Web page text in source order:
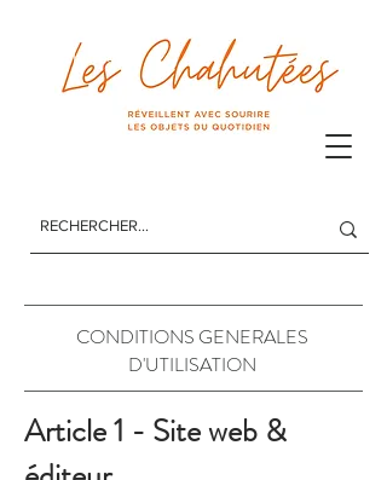
Les Chahutées
CONDITIONS GENERALES
D'UTILISATION
Article 1 - Site web &